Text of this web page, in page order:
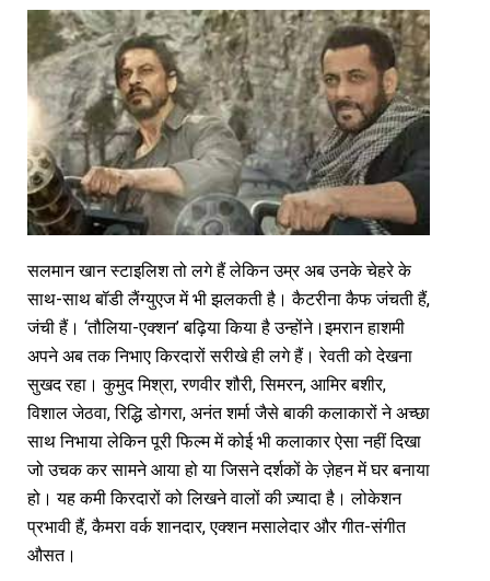
सलमान खान स्टाइलिश तो लगे हैं लेकिन उम्र अब उनके चेहरे के
साथ-साथ बॉडी लैंग्युएज में भी झलकती है। कैटरीना कैफ जंचती हैं,
जंची हैं। ‘तौलिया-एक्शन’ बढ़िया किया है उन्होंने।इमरान हाशमी
अपने अब तक निभाए किरदारों सरीखे ही लगे हैं। रेवती को देखना
सुखद रहा। कुमुद मिश्रा, रणवीर शौरी, सिमरन, आमिर बशीर,
विशाल जेठवा, रिद्धि डोगरा, अनंत शर्मा जैसे बाकी कलाकारों ने अच्छा
साथ निभाया लेकिन पूरी फिल्म में कोई भी कलाकार ऐसा नहीं दिखा
जो उचक कर सामने आया हो या जिसने दर्शकों के ज़ेहन में घर बनाया
हो। यह कमी किरदारों को लिखने वालों की ज़्यादा है। लोकेशन
प्रभावी हैं, कैमरा वर्क शानदार, एक्शन मसालेदार और गीत-संगीत
औसत।